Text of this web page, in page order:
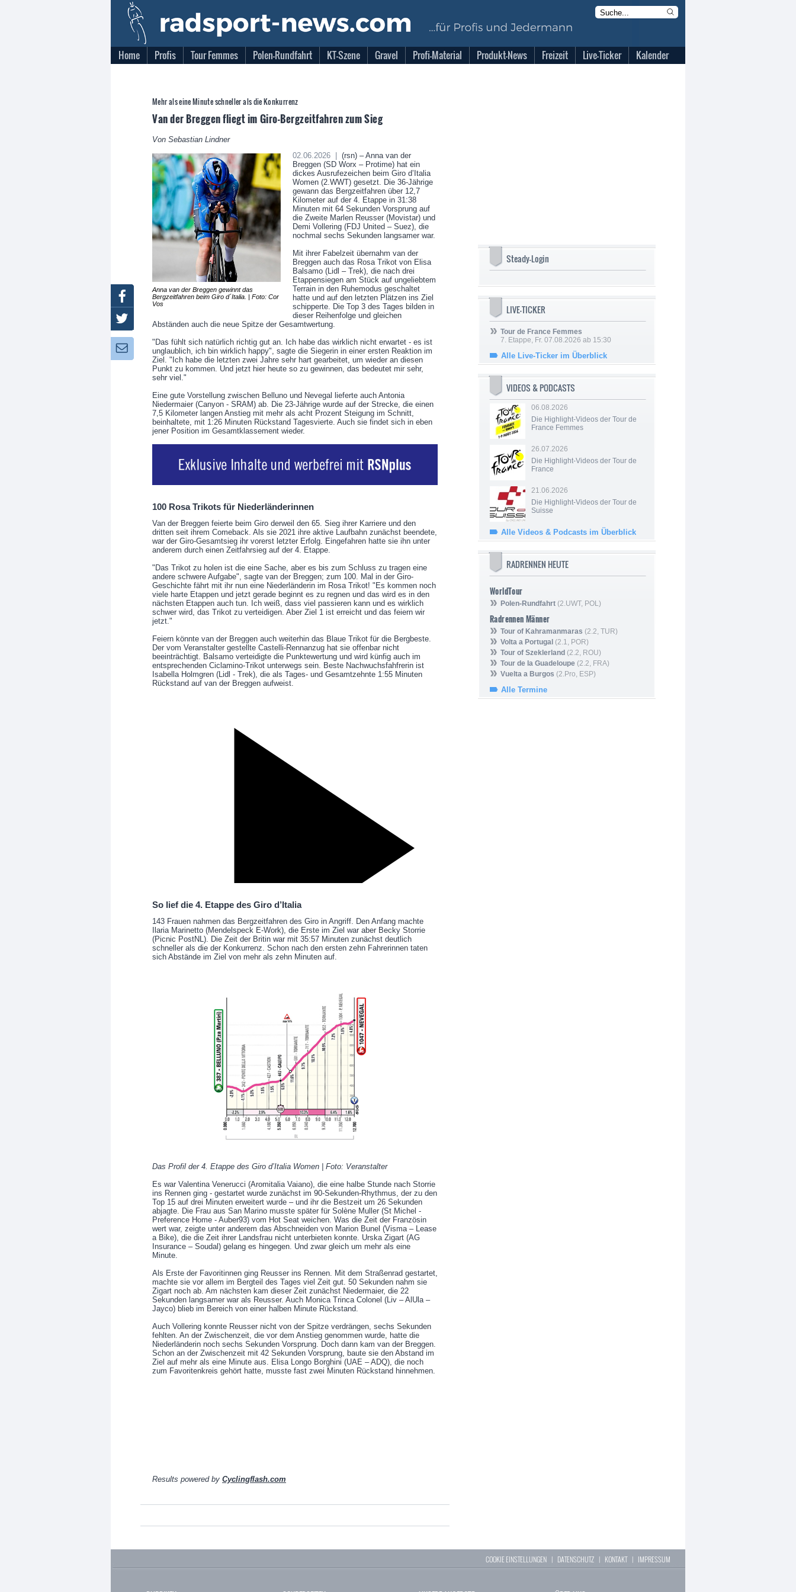
Home Profis Tour Femmes Polen-Rundfahrt KT-Szene Gravel Profi-Material Produkt-News Freizeit Live-Ticker Kalender
Mehr als eine Minute schneller als die Konkurrenz
Van der Breggen fliegt im Giro-Bergzeitfahren zum Sieg
Von Sebastian Lindner
Anna van der Breggen gewinnt das
Bergzeitfahren beim Giro d´Italia. | Foto: Cor
Vos
02.06.2026 |
(rsn) – Anna van der
Breggen (SD Worx – Protime) hat ein
dickes Ausrufezeichen beim Giro d’Italia
Women (2.WWT) gesetzt. Die 36-Jährige
gewann das Bergzeitfahren über 12,7
Kilometer auf der 4. Etappe in 31:38
Minuten mit 64 Sekunden Vorsprung auf
die Zweite Marlen Reusser (Movistar) und
Demi Vollering (FDJ United – Suez), die
nochmal sechs Sekunden langsamer war.
Mit ihrer Fabelzeit übernahm van der
Breggen auch das Rosa Trikot von Elisa
Balsamo (Lidl – Trek), die nach drei
Etappensiegen am Stück auf ungeliebtem
Terrain in den Ruhemodus geschaltet
hatte und auf den letzten Plätzen ins Ziel
schipperte. Die Top 3 des Tages bilden in
dieser Reihenfolge und gleichen
Abständen auch die neue Spitze der Gesamtwertung.
"Das fühlt sich natürlich richtig gut an. Ich habe das wirklich nicht erwartet - es ist
unglaublich, ich bin wirklich happy", sagte die Siegerin in einer ersten Reaktion im
Ziel. "Ich habe die letzten zwei Jahre sehr hart gearbeitet, um wieder an diesen
Punkt zu kommen. Und jetzt hier heute so zu gewinnen, das bedeutet mir sehr,
sehr viel."
Eine gute Vorstellung zwischen Belluno und Nevegal lieferte auch Antonia
Niedermaier (Canyon - SRAM) ab. Die 23-Jährige wurde auf der Strecke, die einen
7,5 Kilometer langen Anstieg mit mehr als acht Prozent Steigung im Schnitt,
beinhaltete, mit 1:26 Minuten Rückstand Tagesvierte. Auch sie findet sich in eben
jener Position im Gesamtklassement wieder.
100 Rosa Trikots für Niederländerinnen
Van der Breggen feierte beim Giro derweil den 65. Sieg ihrer Karriere und den
dritten seit ihrem Comeback. Als sie 2021 ihre aktive Laufbahn zunächst beendete,
war der Giro-Gesamtsieg ihr vorerst letzter Erfolg. Eingefahren hatte sie ihn unter
anderem durch einen Zeitfahrsieg auf der 4. Etappe.
"Das Trikot zu holen ist die eine Sache, aber es bis zum Schluss zu tragen eine
andere schwere Aufgabe", sagte van der Breggen; zum 100. Mal in der Giro-
Geschichte fährt mit ihr nun eine Niederländerin im Rosa Trikot! "Es kommen noch
viele harte Etappen und jetzt gerade beginnt es zu regnen und das wird es in den
nächsten Etappen auch tun. Ich weiß, dass viel passieren kann und es wirklich
schwer wird, das Trikot zu verteidigen. Aber Ziel 1 ist erreicht und das feiern wir
jetzt."
Feiern könnte van der Breggen auch weiterhin das Blaue Trikot für die Bergbeste.
Der vom Veranstalter gestellte Castelli-Rennanzug hat sie offenbar nicht
beeinträchtigt. Balsamo verteidigte die Punktewertung und wird künfig auch im
entsprechenden Ciclamino-Trikot unterwegs sein. Beste Nachwuchsfahfrerin ist
Isabella Holmgren (Lidl - Trek), die als Tages- und Gesamtzehnte 1:55 Minuten
Rückstand auf van der Breggen aufweist.
So lief die 4. Etappe des Giro d’Italia
143 Frauen nahmen das Bergzeitfahren des Giro in Angriff. Den Anfang machte
Ilaria Marinetto (Mendelspeck E-Work), die Erste im Ziel war aber Becky Storrie
(Picnic PostNL). Die Zeit der Britin war mit 35:57 Minuten zunächst deutlich
schneller als die der Konkurrenz. Schon nach den ersten zehn Fahrerinnen taten
sich Abstände im Ziel von mehr als zehn Minuten auf.
Das Profil der 4. Etappe des Giro d’Italia Women | Foto: Veranstalter
Es war Valentina Venerucci (Aromitalia Vaiano), die eine halbe Stunde nach Storrie
ins Rennen ging - gestartet wurde zunächst im 90-Sekunden-Rhythmus, der zu den
Top 15 auf drei Minuten erweitert wurde – und ihr die Bestzeit um 26 Sekunden
abjagte. Die Frau aus San Marino musste später für Solène Muller (St Michel -
Preference Home - Auber93) vom Hot Seat weichen. Was die Zeit der Französin
wert war, zeigte unter anderem das Abschneiden von Marion Bunel (Visma – Lease
a Bike), die die Zeit ihrer Landsfrau nicht unterbieten konnte. Urska Zigart (AG
Insurance – Soudal) gelang es hingegen. Und zwar gleich um mehr als eine
Minute.
Als Erste der Favoritinnen ging Reusser ins Rennen. Mit dem Straßenrad gestartet,
machte sie vor allem im Bergteil des Tages viel Zeit gut. 50 Sekunden nahm sie
Zigart noch ab. Am nächsten kam dieser Zeit zunächst Niedermaier, die 22
Sekunden langsamer war als Reusser. Auch Monica Trinca Colonel (Liv – AlUla –
Jayco) blieb im Bereich von einer halben Minute Rückstand.
Auch Vollering konnte Reusser nicht von der Spitze verdrängen, sechs Sekunden
fehlten. An der Zwischenzeit, die vor dem Anstieg genommen wurde, hatte die
Niederländerin noch sechs Sekunden Vorsprung. Doch dann kam van der Breggen.
Schon an der Zwischenzeit mit 42 Sekunden Vorsprung, baute sie den Abstand im
Ziel auf mehr als eine Minute aus. Elisa Longo Borghini (UAE – ADQ), die noch
zum Favoritenkreis gehört hatte, musste fast zwei Minuten Rückstand hinnehmen.
Results powered by Cyclingflash.com
Steady-Login
LIVE-TICKER
Tour de France Femmes
7. Etappe, Fr. 07.08.2026 ab 15:30
Alle Live-Ticker im Überblick
VIDEOS & PODCASTS
06.08.2026
Die Highlight-Videos der Tour de
France Femmes
26.07.2026
Die Highlight-Videos der Tour de
France
21.06.2026
Die Highlight-Videos der Tour de
Suisse
Alle Videos & Podcasts im Überblick
RADRENNEN HEUTE
WorldTour
Polen-Rundfahrt (2.UWT, POL)
Radrennen Männer
Tour of Kahramanmaras (2.2, TUR)
Volta a Portugal (2.1, POR)
Tour of Szeklerland (2.2, ROU)
Tour de la Guadeloupe (2.2, FRA)
Vuelta a Burgos (2.Pro, ESP)
Alle Termine
Facebook
Twitter
Newsletter:
COOKIE EINSTELLUNGEN | DATENSCHUTZ | KONTAKT| IMPRESSUM